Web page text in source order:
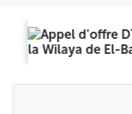
ثم توضع الأظرفة
مدير الأشغال العمومية.
وتقييم العروض قصد :
اختيار مكتب محاسبة المهمة إنجاز المدينة المحاسبية لسنة 2024
(حصيرة العناد) تودع
البيض بعنوان - رأس